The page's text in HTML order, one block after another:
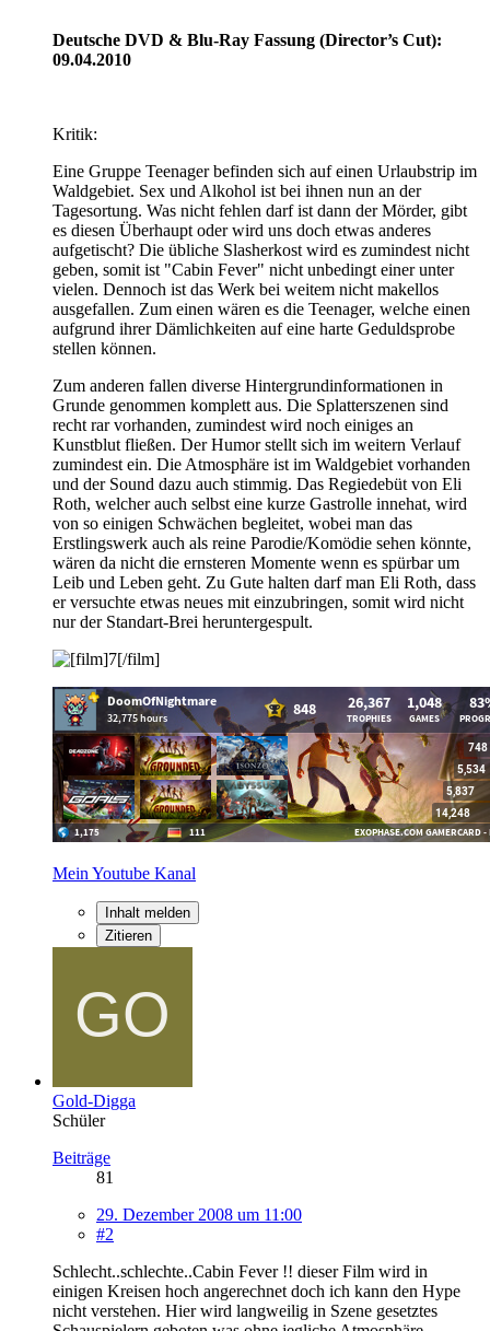
Deutsche DVD & Blu-Ray Fassung (Director’s Cut):
09.04.2010
Kritik:
Eine Gruppe Teenager befinden sich auf einen Urlaubstrip im
Waldgebiet. Sex und Alkohol ist bei ihnen nun an der
Tagesortung. Was nicht fehlen darf ist dann der Mörder, gibt
es diesen Überhaupt oder wird uns doch etwas anderes
aufgetischt? Die übliche Slasherkost wird es zumindest nicht
geben, somit ist "Cabin Fever" nicht unbedingt einer unter
vielen. Dennoch ist das Werk bei weitem nicht makellos
ausgefallen. Zum einen wären es die Teenager, welche einen
aufgrund ihrer Dämlichkeiten auf eine harte Geduldsprobe
stellen können.
Zum anderen fallen diverse Hintergrundinformationen in
Grunde genommen komplett aus. Die Splatterszenen sind
recht rar vorhanden, zumindest wird noch einiges an
Kunstblut fließen. Der Humor stellt sich im weitern Verlauf
zumindest ein. Die Atmosphäre ist im Waldgebiet vorhanden
und der Sound dazu auch stimmig. Das Regiedebüt von Eli
Roth, welcher auch selbst eine kurze Gastrolle innehat, wird
von so einigen Schwächen begleitet, wobei man das
Erstlingswerk auch als reine Parodie/Komödie sehen könnte,
wären da nicht die ernsteren Momente wenn es spürbar um
Leib und Leben geht. Zu Gute halten darf man Eli Roth, dass
er versuchte etwas neues mit einzubringen, somit wird nicht
nur der Standart-Brei heruntergespult.
Mein Youtube Kanal
Inhalt melden
Zitieren
Gold-Digga
Schüler
Beiträge
81
29. Dezember 2008 um 11:00
#2
Schlecht..schlechte..Cabin Fever !! dieser Film wird in
einigen Kreisen hoch angerechnet doch ich kann den Hype
nicht verstehen. Hier wird langweilig in Szene gesetztes